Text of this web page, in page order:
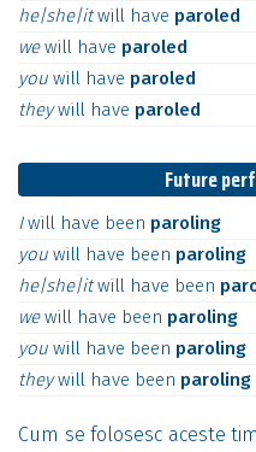
he|she|itwill have paroled
wewill have paroled
you will have paroled
theywill have paroled
Future
Iwill have been paroling
you will have been paroling
he|she|itwill have been
wewill have been paroling
you will have been paroling
theywill have been paroling
Cum se folosesc aceste